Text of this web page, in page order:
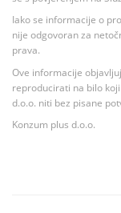
Iako se informacije o
nije odgovoran za
prava.
Ove informacije
reproducirati na bilo
d.o.o. niti bez pisane
Konzum plus d.o.o.